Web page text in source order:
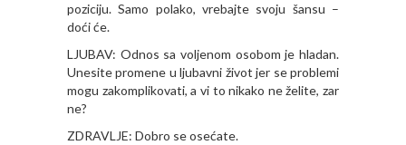
poziciju. Samo polako, vrebajte svoju šansu –
doći će.
LJUBAV: Odnos sa voljenom osobom je hladan.
Unesite promene u ljubavni život jer se problemi
mogu zakomplikovati, a vi to nikako ne želite, zar
ne?
ZDRAVLJE: Dobro se osećate.